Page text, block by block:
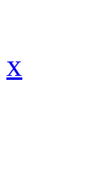
x